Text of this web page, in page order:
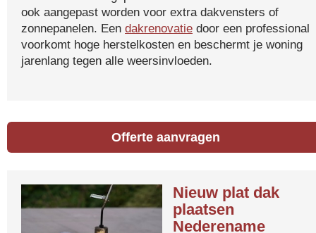
ook aangepast worden voor extra dakvensters of
zonnepanelen. Een dakrenovatie door een professional
voorkomt hoge herstelkosten en beschermt je woning
jarenlang tegen alle weersinvloeden.
Offerte aanvragen
Nieuw plat dak
plaatsen
Nederename